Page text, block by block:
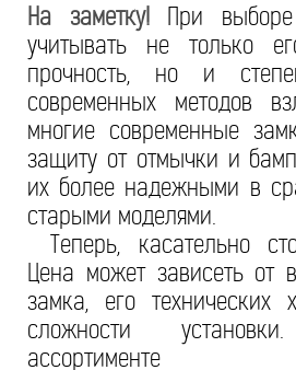
На заметку! При
учитывать не только
прочность, но и
современных методов
многие современные
защиту от отмычки и
их более надежными в
старыми моделями.
Теперь, касательно
Цена может зависеть от
замка, его технических
сложности
ассортименте